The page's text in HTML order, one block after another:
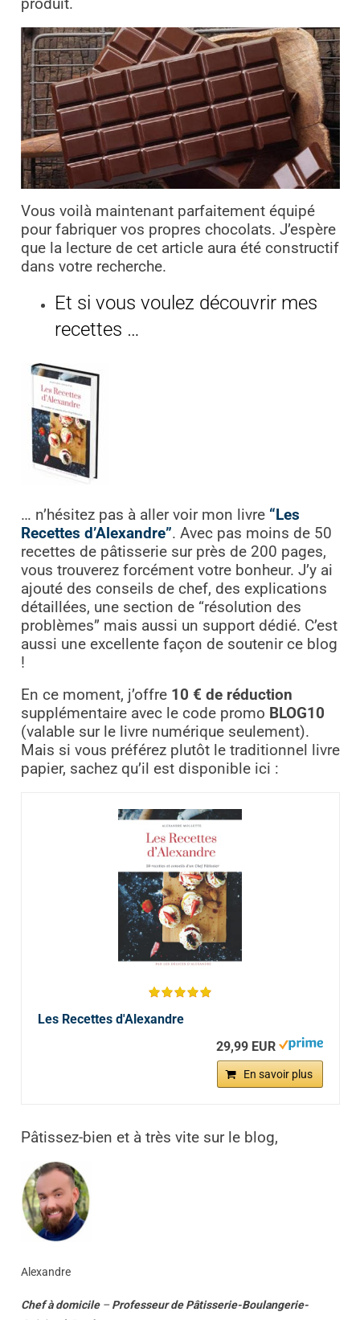
produit.
Vous voilà maintenant parfaitement équipé
pour fabriquer vos propres chocolats. J’espère
que la lecture de cet article aura été constructif
dans votre recherche.
Et si vous voulez découvrir mes
recettes …
… n’hésitez pas à aller voir mon livre “Les
Recettes d’Alexandre”. Avec pas moins de 50
recettes de pâtisserie sur près de 200 pages,
vous trouverez forcément votre bonheur. J’y ai
ajouté des conseils de chef, des explications
détaillées, une section de “résolution des
problèmes” mais aussi un support dédié. C’est
aussi une excellente façon de soutenir ce blog
!
En ce moment, j’offre 10 € de réduction
supplémentaire avec le code promo BLOG10
(valable sur le livre numérique seulement).
Mais si vous préférez plutôt le traditionnel livre
papier, sachez qu’il est disponible ici :
Les Recettes d'Alexandre
29,99 EUR
En savoir plus
Pâtissez-bien et à très vite sur le blog,
Alexandre
Chef à domicile–Professeur de Pâtisserie-Boulangerie-